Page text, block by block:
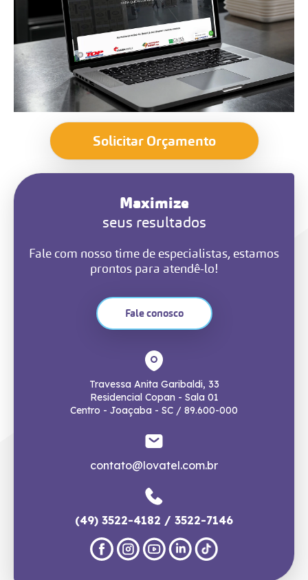
Solicitar Orçamento
Maximize
seus resultados
Fale com nosso time de especialistas, estamos
prontos para atendê-lo!
Fale conosco
Travessa Anita Garibaldi, 33
Residencial Copan - Sala 01
Centro - Joaçaba - SC / 89.600-000
contato@lovatel.com.br
(49) 3522-4182 / 3522-7146